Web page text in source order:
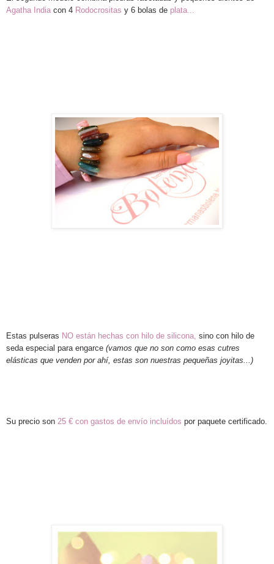
Agatha India con 4 Rodocrositas y 6 bolas de plata...
Estas pulseras NO están hechas con hilo de silicona, sino con hilo de
seda especial para engarce (vamos que no son como esas cutres
elásticas que venden por ahí, estas son nuestras pequeñas joyitas...)
Su precio son 25 € con gastos de envío incluídos por paquete certificado.